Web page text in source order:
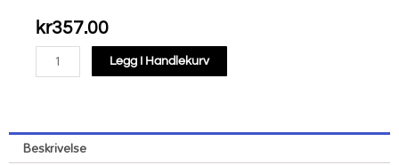
kr357.00
EPSON
405XL
yellow
blister
Legg I Handlekurv
Beskrivelse